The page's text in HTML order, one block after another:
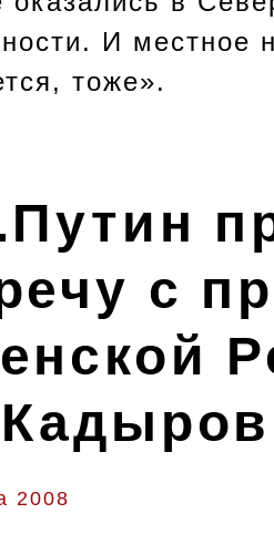
И местное
тоже».
с
2008